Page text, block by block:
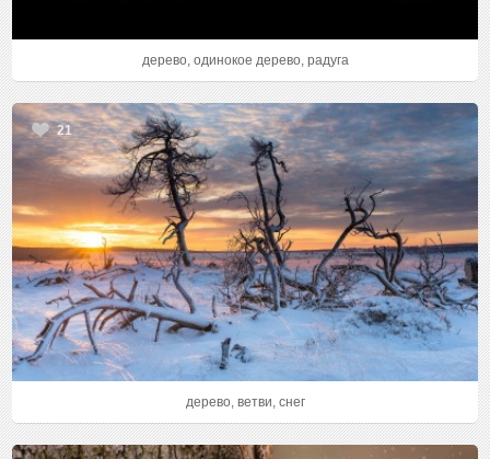
дерево, одинокое дерево, радуга
21
дерево, ветви, снег